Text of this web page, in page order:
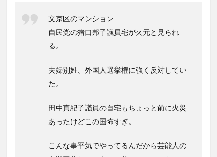
文京区のマンション
自民党の猪口邦子議員宅が火元と見られ
る。
夫婦別姓、外国人選挙権に強く反対してい
た。
田中真紀子議員の自宅もちょっと前に火災
あったけどこの国怖すぎ。
こんな事平気でやってるんだから芸能人の